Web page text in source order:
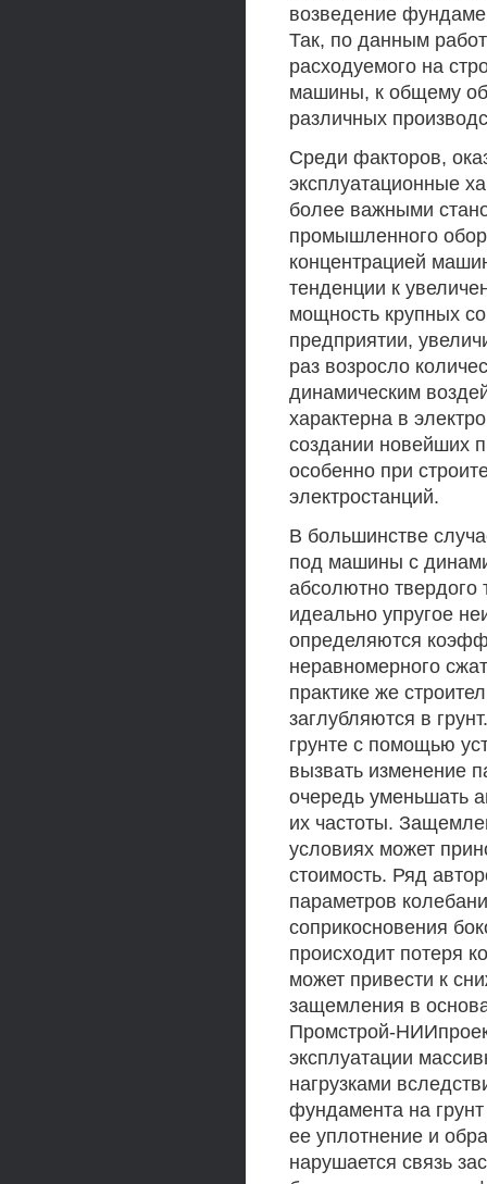
возведение
Так, по данным
расходуемого на
машины, к общему
различных
Среди факторов,
эксплуатационные
более важными
промышленного
концентрацией
тенденции к
мощность крупных
предприятии,
раз возросло
динамическим
характерна в
создании новейших
особенно при
электростанций.
В большинстве
под машины с
абсолютно
идеально упругое
определяются
неравномерного
практике же
заглубляются в
грунте с помощью
вызвать изменение
очередь уменьшать
их частоты.
условиях может
стоимость. Ряд
параметров
соприкосновения
происходит потеря
может привести к
защемления в
Промстрой-
эксплуатации
нагрузками
фундамента на
ее уплотнение и
нарушается связь